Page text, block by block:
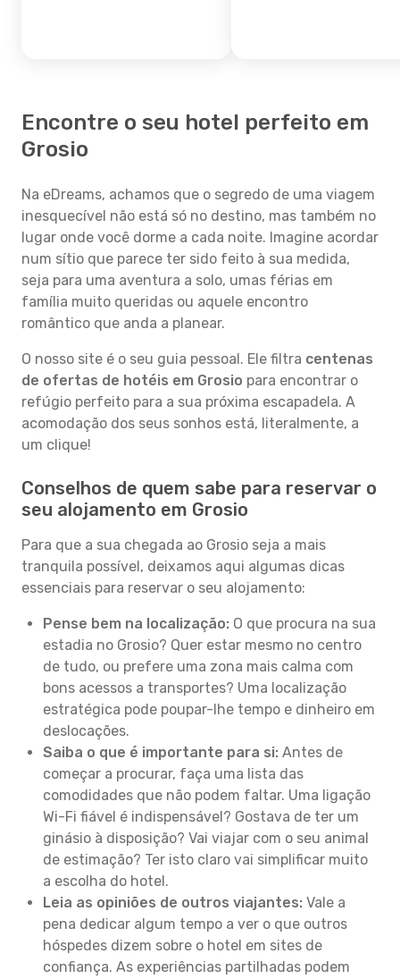
Encontre o seu hotel perfeito em
Grosio
Na eDreams, achamos que o segredo de uma viagem
inesquecível não está só no destino, mas também no
lugar onde você dorme a cada noite. Imagine acordar
num sítio que parece ter sido feito à sua medida,
seja para uma aventura a solo, umas férias em
família muito queridas ou aquele encontro
romântico que anda a planear.
O nosso site é o seu guia pessoal. Ele filtra centenas
de ofertas de hotéis em Grosio para encontrar o
refúgio perfeito para a sua próxima escapadela. A
acomodação dos seus sonhos está, literalmente, a
um clique!
Conselhos de quem sabe para reservar o
seu alojamento em Grosio
Para que a sua chegada ao Grosio seja a mais
tranquila possível, deixamos aqui algumas dicas
essenciais para reservar o seu alojamento:
Pense bem na localização: O que procura na sua
estadia no Grosio? Quer estar mesmo no centro
de tudo, ou prefere uma zona mais calma com
bons acessos a transportes? Uma localização
estratégica pode poupar-lhe tempo e dinheiro em
deslocações.
Saiba o que é importante para si: Antes de
começar a procurar, faça uma lista das
comodidades que não podem faltar. Uma ligação
Wi-Fi fiável é indispensável? Gostava de ter um
ginásio à disposição? Vai viajar com o seu animal
de estimação? Ter isto claro vai simplificar muito
a escolha do hotel.
Leia as opiniões de outros viajantes: Vale a
pena dedicar algum tempo a ver o que outros
hóspedes dizem sobre o hotel em sites de
confiança. As experiências partilhadas podem